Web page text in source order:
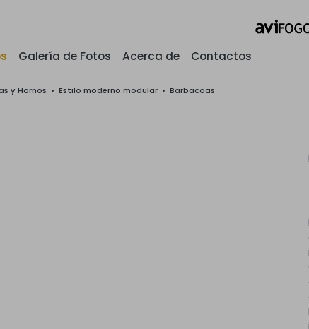
Galería de Fotos Acerca de Contactos
y Hornos • Estilo moderno modular • Barbacoas